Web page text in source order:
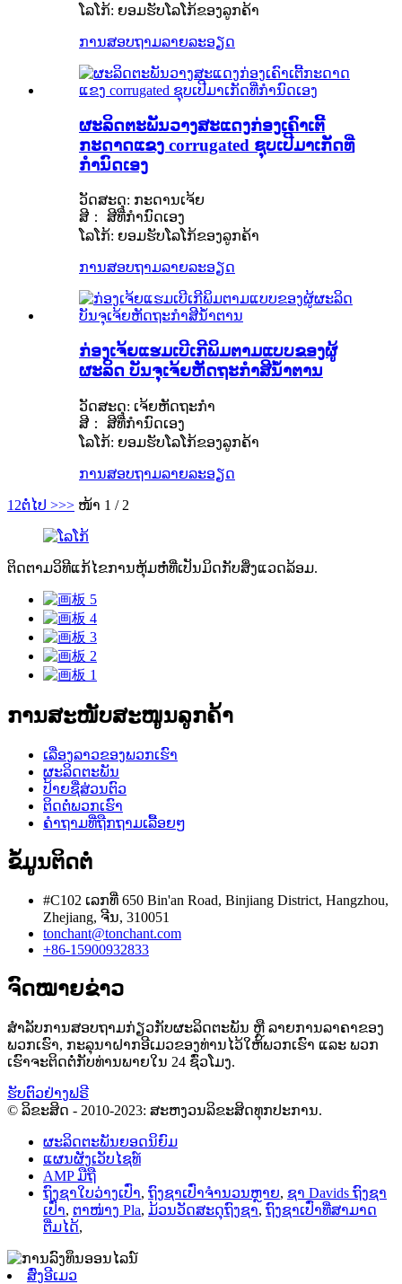
ໂລໂກ້: ຍອມຮັບໂລໂກ້ຂອງລູກຄ້າ
ການສອບຖາມລາຍລະອຽດ
ຜະລິດຕະພັນວາງສະແດງກ່ອງເຄົາເຕີ້
ກະດາດແຂງ corrugated ຊຸບເປີມາເກັດທີ່
ກຳນົດເອງ
ວັດສະດຸ: ກະດານເຈ້ຍ
ສີ： ສີທີ່ກຳນົດເອງ
ໂລໂກ້: ຍອມຮັບໂລໂກ້ຂອງລູກຄ້າ
ການສອບຖາມລາຍລະອຽດ
ກ່ອງເຈ້ຍແຮມເບີເກີພິມຕາມແບບຂອງຜູ້
ຜະລິດ ບັນຈຸເຈ້ຍຫັດຖະກຳສີນ້ຳຕານ
ວັດສະດຸ: ເຈ້ຍຫັດຖະກຳ
ສີ： ສີທີ່ກຳນົດເອງ
ໂລໂກ້: ຍອມຮັບໂລໂກ້ຂອງລູກຄ້າ
ການສອບຖາມລາຍລະອຽດ
1 2ຕໍ່ໄປ >>> ໜ້າ 1 / 2
ຕິດຕາມວິທີແກ້ໄຂການຫຸ້ມຫໍ່ທີ່ເປັນມິດກັບສິ່ງແວດລ້ອມ.
ການສະໜັບສະໜູນລູກຄ້າ
ເລື່ອງລາວຂອງພວກເຮົາ
ຜະລິດຕະພັນ
ປ້າຍຊື່ສ່ວນຕົວ
ຕິດຕໍ່ພວກເຮົາ
ຄຳຖາມທີ່ຖືກຖາມເລື້ອຍໆ
ຂໍ້ມູນຕິດຕໍ່
#C102 ເລກທີ່ 650 Bin'an Road, Binjiang District, Hangzhou,
Zhejiang, ຈີນ, 310051
tonchant@tonchant.com
+86-15900932833
ຈົດໝາຍຂ່າວ
ສຳລັບການສອບຖາມກ່ຽວກັບຜະລິດຕະພັນ ຫຼື ລາຍການລາຄາຂອງ
ພວກເຮົາ, ກະລຸນາຝາກອີເມວຂອງທ່ານໄວ້ໃຫ້ພວກເຮົາ ແລະ ພວກ
ເຮົາຈະຕິດຕໍ່ກັບທ່ານພາຍໃນ 24 ຊົ່ວໂມງ.
ຮັບຕົວຢ່າງຟຣີ
© ລິຂະສິດ - 2010-2023: ສະຫງວນລິຂະສິດທຸກປະການ.
ຜະລິດຕະພັນຍອດນິຍົມ
ແຜນຜັງເວັບໄຊທ໌
AMP ມືຖື
ຖົງຊາໃບວ່າງເປົ່າ, ຖົງຊາເປົ່າຈຳນວນຫຼາຍ, ຊາ Davids ຖົງຊາ
ເປົ່າ, ຕາໜ່າງ Pla, ມ້ວນວັດສະດຸຖົງຊາ, ຖົງຊາເປົ່າທີ່ສາມາດ
ຕື່ມໄດ້,
ສົ່ງອີເມວ